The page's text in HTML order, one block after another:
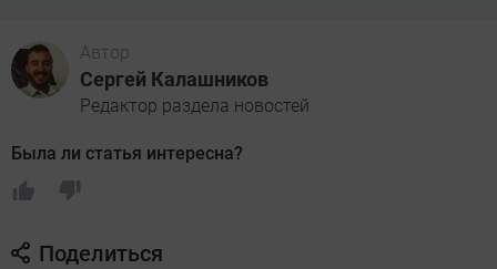
Автор
Сергей Калашников
Редактор раздела новостей
Была ли статья интересна?
Поделиться